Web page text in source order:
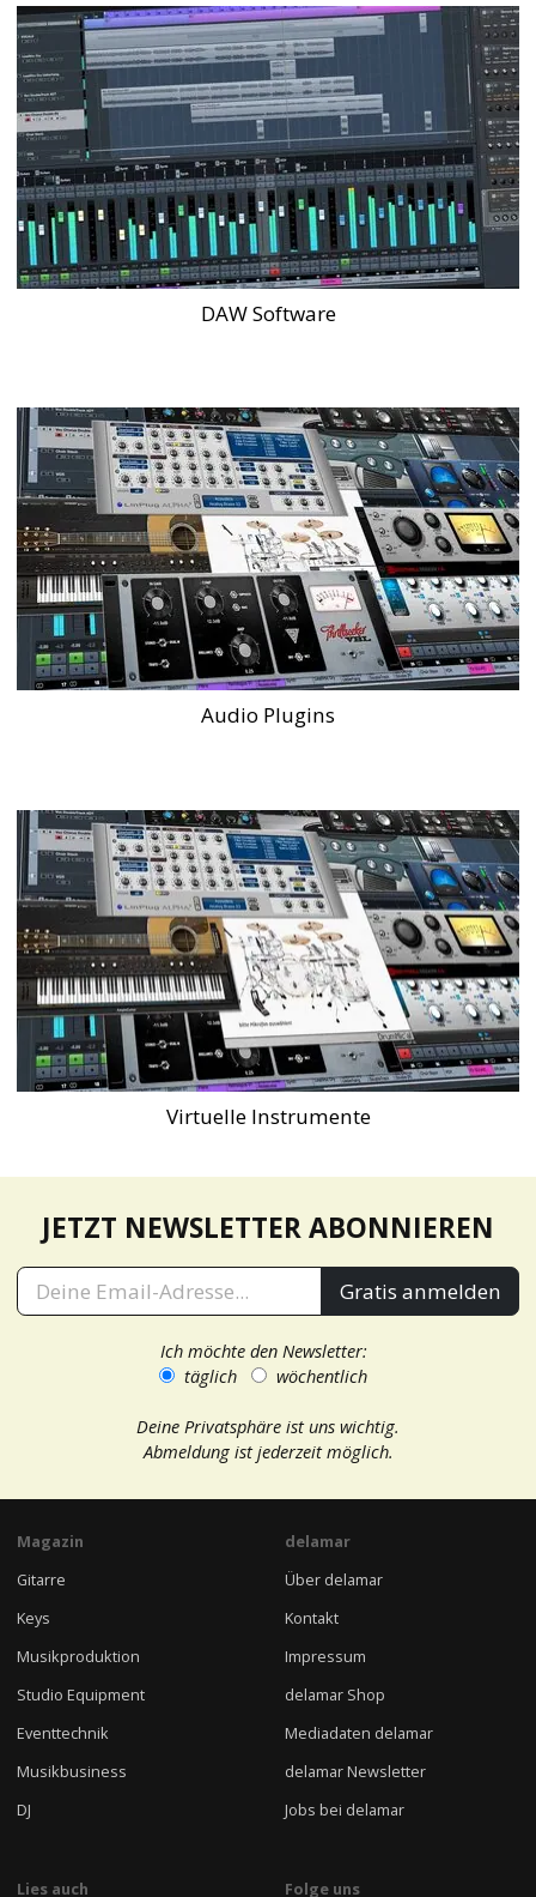
DAW Software
Audio Plugins
Virtuelle Instrumente
JETZT NEWSLETTER ABONNIEREN
Gratis anmelden
Ich möchte den Newsletter:
täglich
wöchentlich
Deine Privatsphäre ist uns wichtig.
Abmeldung ist jederzeit möglich.
Magazin
Gitarre
Keys
Musikproduktion
Studio Equipment
Eventtechnik
Musikbusiness
DJ
delamar
Über delamar
Kontakt
Impressum
delamar Shop
Mediadaten delamar
delamar Newsletter
Jobs bei delamar
Lies auch Folge uns